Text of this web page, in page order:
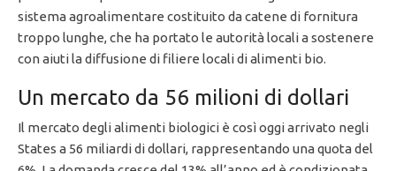
sistema agroalimentare costituito da catene di fornitura
troppo lunghe, che ha portato le autorità locali a sostenere
con aiuti la diffusione di filiere locali di alimenti bio.
Un mercato da 56 milioni di dollari
Il mercato degli alimenti biologici è così oggi arrivato negli
States a 56 miliardi di dollari, rappresentando una quota del